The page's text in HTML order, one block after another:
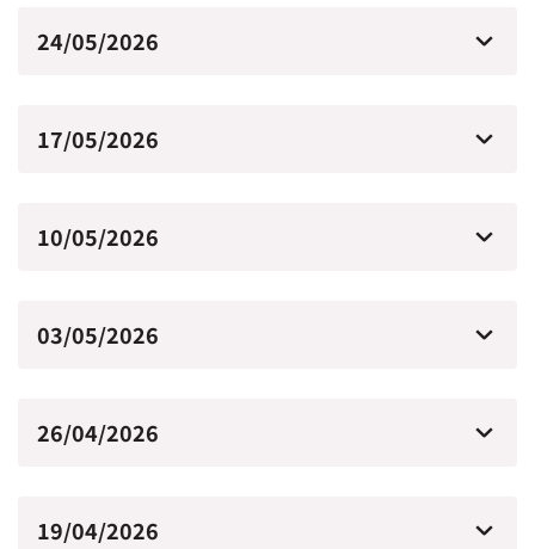
24/05/2026
17/05/2026
10/05/2026
03/05/2026
26/04/2026
19/04/2026